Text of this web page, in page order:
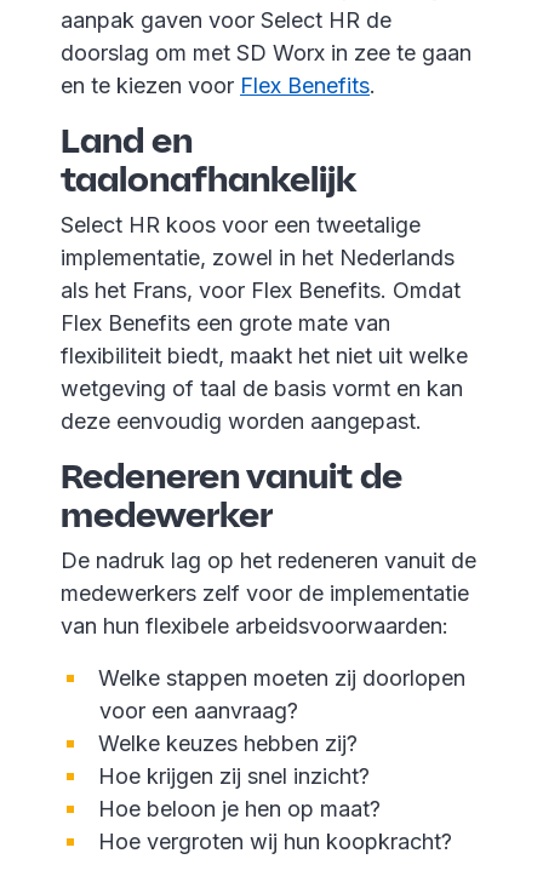
aanpak gaven voor Select HR de
doorslag om met SD Worx in zee te gaan
en te kiezen voor Flex Benefits.
Land en
taalonafhankelijk
Select HR koos voor een tweetalige
implementatie, zowel in het Nederlands
als het Frans, voor Flex Benefits. Omdat
Flex Benefits een grote mate van
flexibiliteit biedt, maakt het niet uit welke
wetgeving of taal de basis vormt en kan
deze eenvoudig worden aangepast.
Redeneren vanuit de
medewerker
De nadruk lag op het redeneren vanuit de
medewerkers zelf voor de implementatie
van hun flexibele arbeidsvoorwaarden:
Welke stappen moeten zij doorlopen
voor een aanvraag?
Welke keuzes hebben zij?
Hoe krijgen zij snel inzicht?
Hoe beloon je hen op maat?
Hoe vergroten wij hun koopkracht?